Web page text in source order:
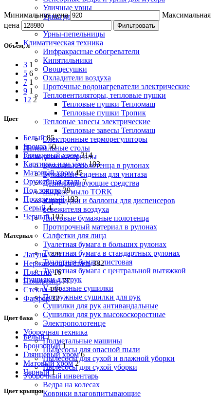
Уличные урны
Урны для бумаги
Урны настенные
Урны-пепельницы
Климатическая техника
Инфракрасные обогреватели
Кипятильники
Овощесушки
Охладители воздуха
Проточные водонагреватели электрические
Тепловентиляторы, тепловые пушки
Тепловые пушки Тепломаш
Тепловые пушки Тропик
Тепловые завесы электрические
Тепловые завесы Тепломаш
Электронные терморегуляторы
Пеленальные столы
Расходные материалы
Бумажные полотенца в рулонах
Бумажные сиденья для унитаза
Дезинфицирующие средства
Жидкое мыло TORK
Картриджи и баллоны для диспенсеров
освежителя воздуха
Листовые бумажные полотенца
Протирочный материал в рулонах
Салфетки для лица
Туалетная бумага в больших рулонах
Туалетная бумага в стандартных рулонах
Туалетная бумага листовая
Туалетная бумага с центральной вытяжкой
Сушилки для рук
V-образные сушилки
Погружные сушилки для рук
Сушилки для рук антивандальные
Сушилки для рук высокоскоростные
Электрополотенце
Уборочная техника
Подметальные машины
Пылесосы для опасной пыли
Пылесосы для сухой и влажной уборки
Пылесосы для сухой уборки
Уборочный инвентарь
Ведра на колесах
Коврики влаговпитывающие
Минимальная цена
Максимальная
цена
Фильтровать
Объем, л
3 1
5 6
7 1
9 1
12 2
Цвет
Белый 85
Бронза 50
Глянцевый хром 314
Картинка или узор 103
Матовый хром 45
Оружейная сталь 7
Под золото 39
Прозрачный 193
Серый 4
Черный 102
Материал
Латунь 229
Нержавеющая сталь 382
Пластик 16
Полирезин 77
Стекло 193
Фарфор 32
Цвет бака
Белый 1
Бронзовый 1
Глянцевый хром 6
Матовый хром 2
Черный 1
Цвет крышки